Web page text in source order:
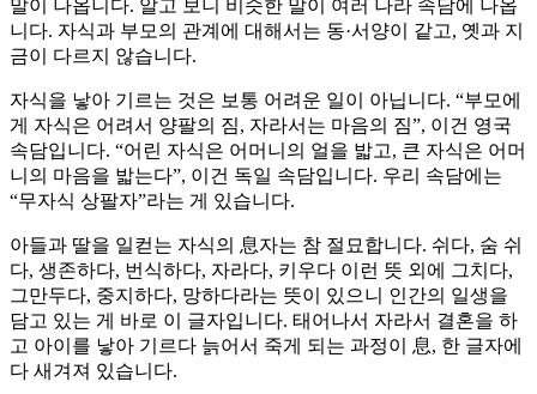
말이 나옵니다. 알고 보니 비슷한 말이 여러 나라 속담에 나옵
니다. 자식과 부모의 관계에 대해서는 동·서양이 같고, 옛과 지
금이 다르지 않습니다.
자식을 낳아 기르는 것은 보통 어려운 일이 아닙니다. “부모에
게 자식은 어려서 양팔의 짐, 자라서는 마음의 짐”, 이건 영국
속담입니다. “어린 자식은 어머니의 얼을 밟고, 큰 자식은 어머
니의 마음을 밟는다”, 이건 독일 속담입니다. 우리 속담에는
“무자식 상팔자”라는 게 있습니다.
아들과 딸을 일컫는 자식의 息자는 참 절묘합니다. 쉬다, 숨 쉬
다, 생존하다, 번식하다, 자라다, 키우다 이런 뜻 외에 그치다,
그만두다, 중지하다, 망하다라는 뜻이 있으니 인간의 일생을
담고 있는 게 바로 이 글자입니다. 태어나서 자라서 결혼을 하
고 아이를 낳아 기르다 늙어서 죽게 되는 과정이 息, 한 글자에
다 새겨져 있습니다.